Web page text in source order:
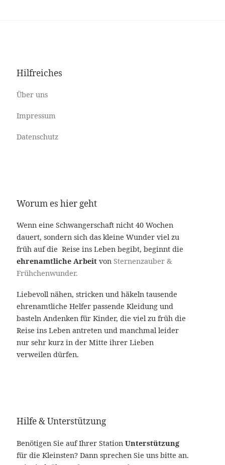
Hilfreiches
Über uns
Impressum
Datenschutz
Worum es hier geht
Wenn eine Schwangerschaft nicht 40 Wochen
dauert, sondern sich das kleine Wunder viel zu
früh auf die Reise ins Leben begibt, beginnt die
ehrenamtliche Arbeit von Sternenzauber &
Frühchenwunder.
Liebevoll nähen, stricken und häkeln tausende
ehrenamtliche Helfer passende Kleidung und
basteln Andenken für Kinder, die viel zu früh die
Reise ins Leben antreten und manchmal leider
nur sehr kurz in der Mitte ihrer Lieben
verweilen dürfen.
Hilfe & Unterstützung
Benötigen Sie auf Ihrer Station Unterstützung
für die Kleinsten? Dann sprechen Sie uns bitte an.